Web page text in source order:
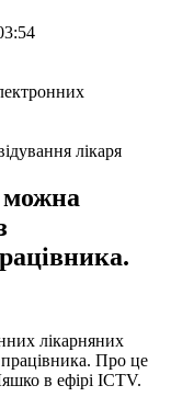
лікаря
можна
лікарняних
працівника. Про це
в ефірі ICTV.